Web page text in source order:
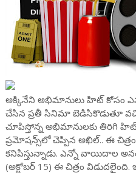
అక్కినేని అభిమానులు హిట్ కోసం
చేసిన ప్రతీ సినిమా బెడిసికొడుతూ
చూపిస్తోన్న అభిమానులకు తిరిగి
ప్రమోషన్స్‌లో చెప్పిన అఖిల్.. ఈ
కనిపిస్తున్నాడు. ఎన్నో వాయిదాల
(అక్టోబర్ 15) ఈ చిత్రం విడుదలైంది.